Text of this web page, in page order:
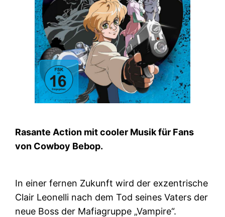
Rasante Action mit cooler Musik für Fans
von Cowboy Bebop.
In einer fernen Zukunft wird der exzentrische
Clair Leonelli nach dem Tod seines Vaters der
neue Boss der Mafiagruppe „Vampire“.